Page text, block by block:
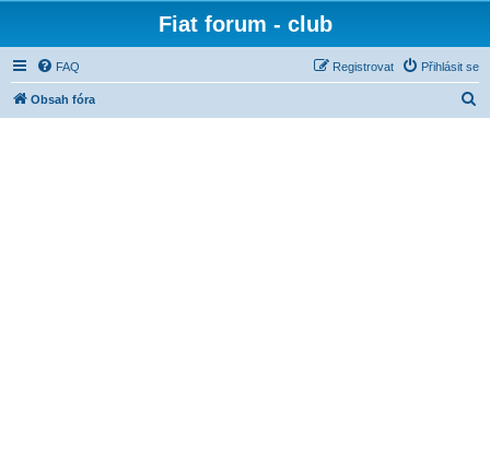
Fiat forum - club
FAQ Přihlásit se
Registrovat
Obsah fóra